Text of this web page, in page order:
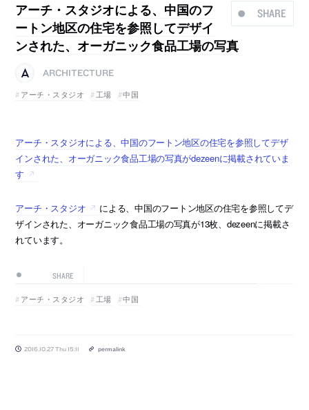
SHARE
アーチ・スタジオによる、中国のフ
ートン地区の住宅を参照してデザイ
ンされた、オーガニック食品工場の写真
ARCHITECTURE
アーチ・スタジオ
工場 中国
アーチ・スタジオによる、中国のフートン地区の住宅を参照してデザ
インされた、オーガニック食品工場の写真がdezeenに掲載されていま
す
アーチ・スタジオ
による、中国のフートン地区の住宅を参照してデ
ザインされた、オーガニック食品工場の写真が13枚、dezeenに掲載さ
れています。
SHARE
アーチ・スタジオ 工場 中国
2016.10.27 Thu 15:11 permalink